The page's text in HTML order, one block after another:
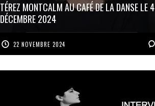
TÉREZ MONTCALM AU CAFÉ DE LA DANSE LE 4
DÉCEMBRE 2024
22 NOVEMBRE 2024